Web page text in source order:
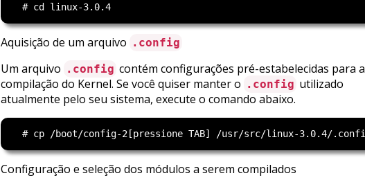
Aquisição de um arquivo .config
Um arquivo .config contém configurações pré-estabelecidas para a
compilação do Kernel. Se você quiser manter o .config utilizado
atualmente pelo seu sistema, execute o comando abaixo.
Configuração e seleção dos módulos a serem compilados